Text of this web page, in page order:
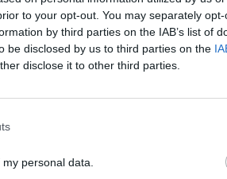
to your opt-out. You may separately
by third parties on the IAB’s list of
be disclosed by us to third parties on the
disclose it to other third parties.
personal data.
στοFacebook